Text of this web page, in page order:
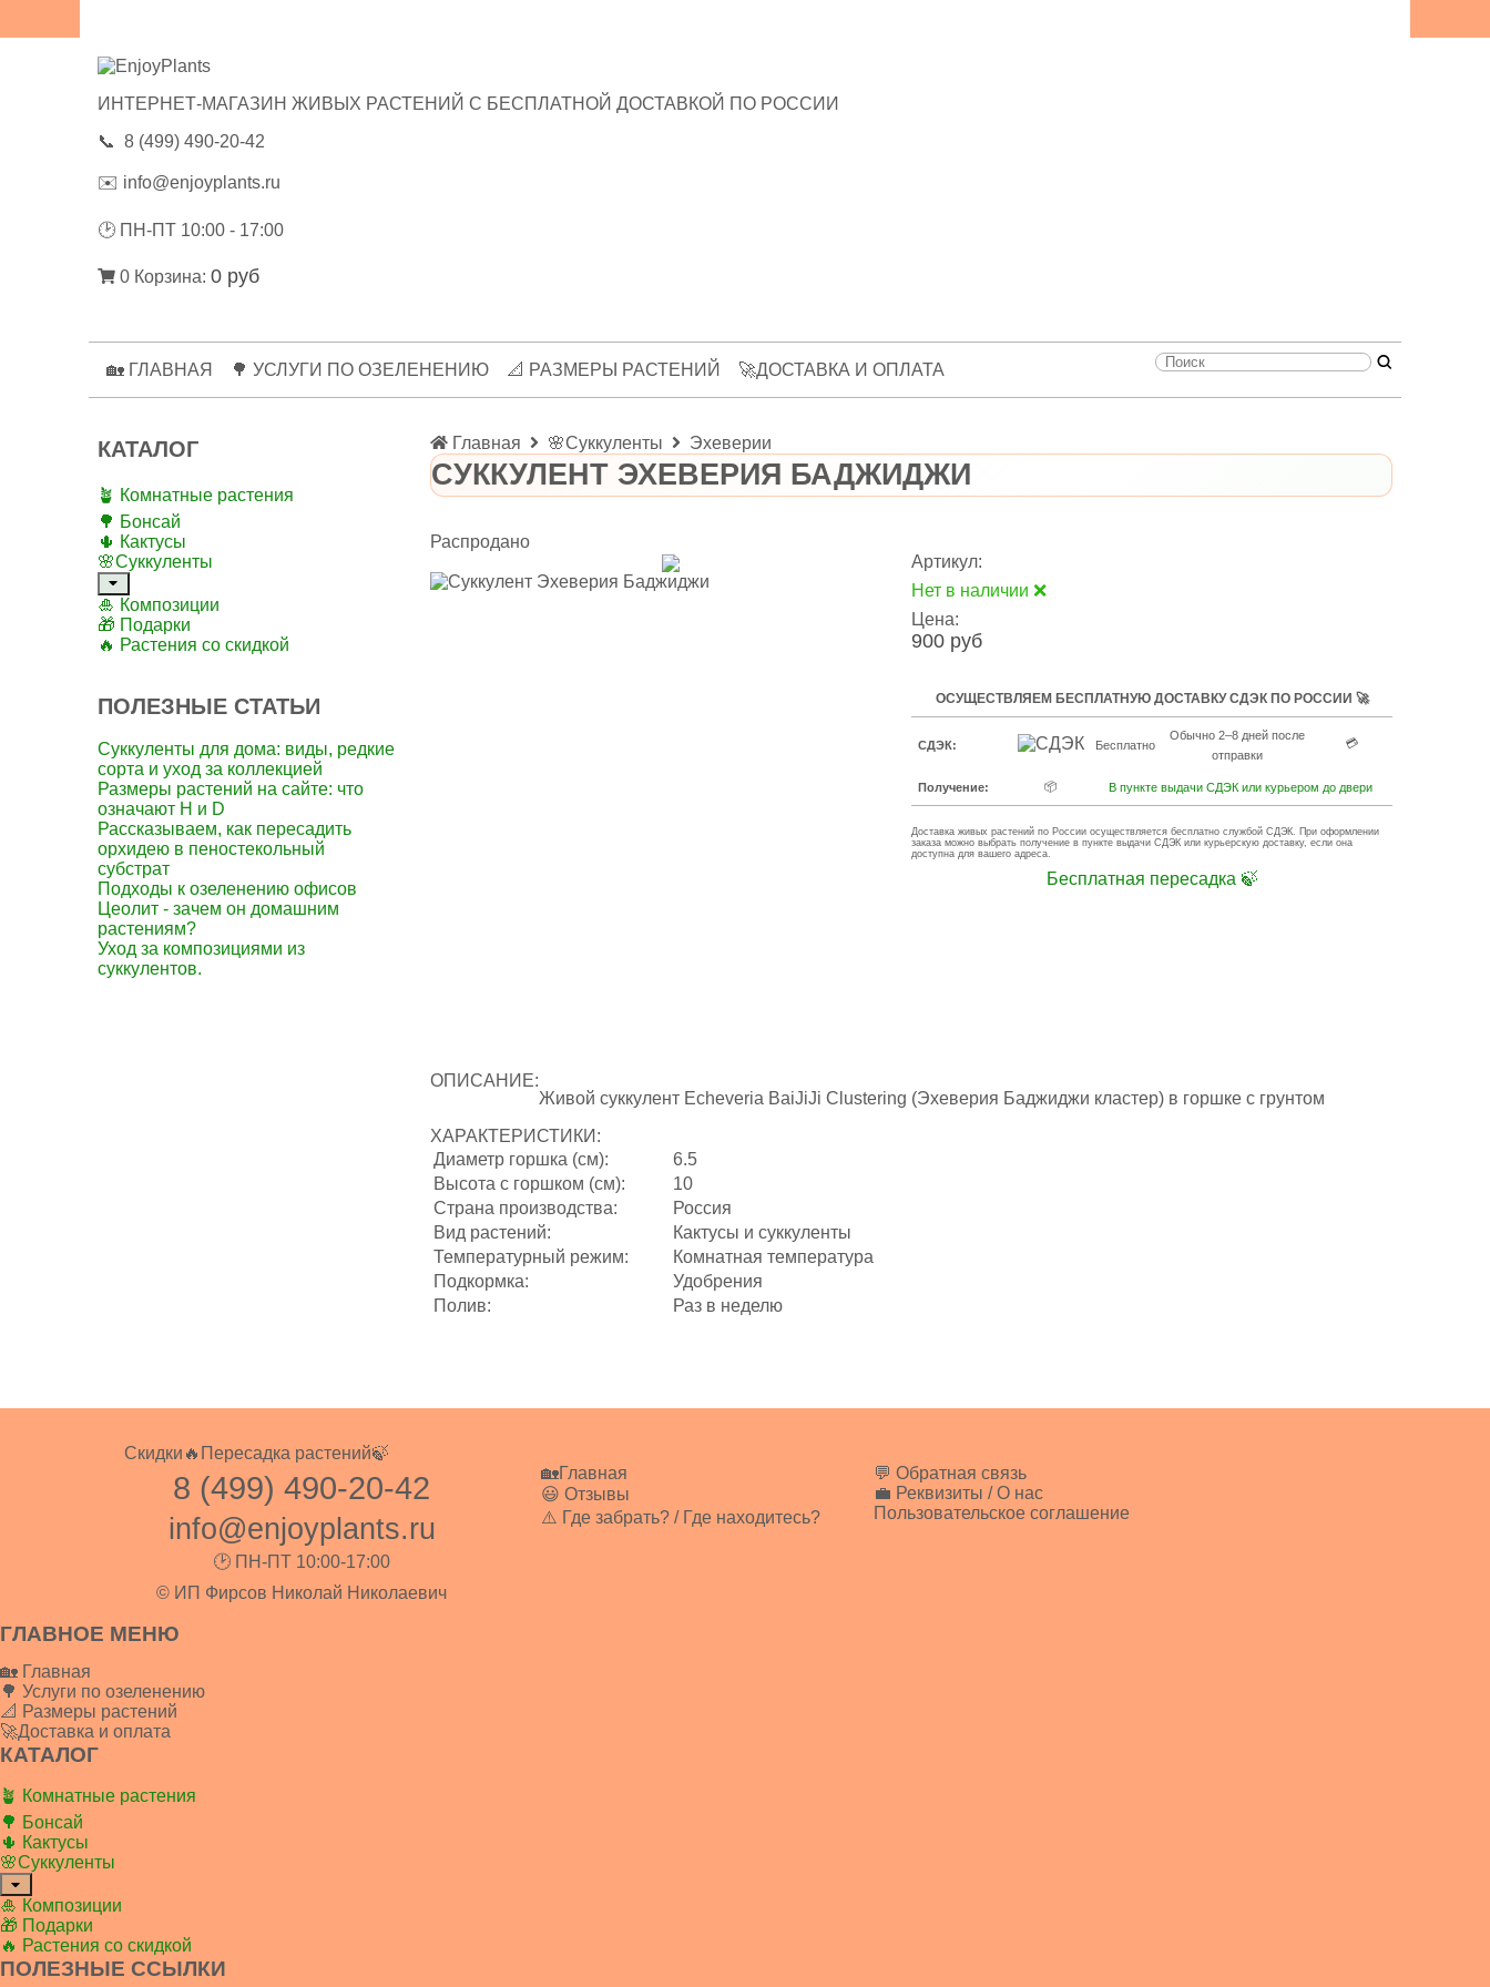
ИНТЕРНЕТ-МАГАЗИН ЖИВЫХ РАСТЕНИЙ С БЕСПЛАТНОЙ ДОСТАВКОЙ ПО РОССИИ
📞 8 (499) 490-20-42
✉️ info@enjoyplants.ru
🕑 ПН-ПТ 10:00 - 17:00
0 Корзина: 0 руб
🏡 ГЛАВНАЯ 🌳 УСЛУГИ ПО ОЗЕЛЕНЕНИЮ 📐 РАЗМЕРЫ РАСТЕНИЙ 🚀ДОСТАВКА И ОПЛАТА
КАТАЛОГ
🪴 Комнатные растения
🌳 Бонсай
🌵 Кактусы
🌸Суккуленты
🎍 Композиции
🎁 Подарки
🔥 Растения со скидкой
ПОЛЕЗНЫЕ СТАТЬИ
Суккуленты для дома: виды, редкие
сорта и уход за коллекцией
Размеры растений на сайте: что
означают H и D
Рассказываем, как пересадить
орхидею в пеностекольный
субстрат
Подходы к озеленению офисов
Цеолит - зачем он домашним
растениям?
Уход за композициями из
суккулентов.
Главная 🌸Суккуленты Эхеверии
СУККУЛЕНТ ЭХЕВЕРИЯ БАДЖИДЖИ
Распродано
Артикул:
Нет в наличии ❌
Цена:
900 руб
ОСУЩЕСТВЛЯЕМ БЕСПЛАТНУЮ ДОСТАВКУ СДЭК ПО РОССИИ 🚀
СДЭК: Бесплатно
Обычно 2–8 дней после
отправки
💳
Получение: 📦 В пункте выдачи СДЭК или курьером до двери
Доставка живых растений по России осуществляется бесплатно службой СДЭК. При оформлении
заказа можно выбрать получение в пункте выдачи СДЭК или курьерскую доставку, если она
доступна для вашего адреса.
Бесплатная пересадка 🍃
ОПИСАНИЕ:
Живой суккулент Echeveria BaiJiJi Clustering (Эхеверия Баджиджи кластер) в горшке с грунтом
ХАРАКТЕРИСТИКИ:
Диаметр горшка (см):
6.5
Высота с горшком (см):
10
Страна производства:
Россия
Вид растений:
Кактусы и суккуленты
Температурный режим:
Комнатная температура
Подкормка:
Удобрения
Полив:
Раз в неделю
Скидки🔥 Пересадка растений🍃
8 (499) 490-20-42
info@enjoyplants.ru
🕑 ПН-ПТ 10:00-17:00
© ИП Фирсов Николай Николаевич
🏡Главная
😃 Отзывы
⚠️ Где забрать? / Где находитесь?
💬 Обратная связь
💼 Реквизиты / О нас
Пользовательское соглашение
ГЛАВНОЕ МЕНЮ
🏡 Главная
🌳 Услуги по озеленению
📐 Размеры растений
🚀Доставка и оплата
КАТАЛОГ
🪴 Комнатные растения
🌳 Бонсай
🌵 Кактусы
🌸Суккуленты
🎍 Композиции
🎁 Подарки
🔥 Растения со скидкой
ПОЛЕЗНЫЕ ССЫЛКИ